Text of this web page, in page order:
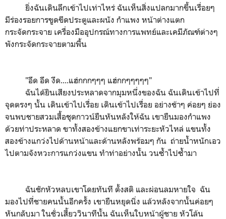
ยิ่งฉันเดินลึกเข้าไปเท่าไหร่ ฉันเห็นสิ่งแปลกมากขึ้นเรื่อยๆ
มีร่องรอยการขูดขีดประตูและผนัง กำแพง หน้าต่างแตก
กระจัดกระจาย เครื่องมืออุปกรณ์ทางการแพทย์และเคมีภัณฑ์ต่างๆ
พังกระจัดกระจายตามพื้น
"อึด อึด งึด....แฮ่กกกๆๆๆ แฮ่กกๆๆๆๆๆ"
ฉันได้ยินเสียงประหลาดจากมุมหนึ่งของฉัน ฉันเดินเข้าไปที่
จุดตรงๆ นั้น เดินเข้าไปเรื่อย เดินเข้าไปเรื่อย อย่างช้าๆ ค่อยๆ ย่อง
จนพบชายสวมเสื้อชุดกาวน์ยืนหันหลังให้ฉัน เขายืนมองกำแพง
ด้วยท่าประหลาด ขาทั้งสองข้างแยกขาเท่าระยะหัวไหล่ แขนทั้ง
สองข้างแกว่งไปด้านหน้าและด้านหลังพร้อมๆ กัน ถ่ายน้ำหนักเอว
ไปตามจังหวะการแกว่งแขน ทำท่าอย่างนั้น วนซ้ำไปซ้ำมา
ฉันชักหัวหลบเขาโดยทันที ตั้งสติ และผ่อนลมหายใจ ฉัน
มองไปที่ชายคนนั้นอีกครั้ง เขายืนหยุดนิ่ง แล้วหลังจากนั้นค่อยๆ
หันกลับมา ในชั่วเสี้ยววินาทีนั้น ฉันเห็นใบหน้าผู้ชาย หัวโล้น